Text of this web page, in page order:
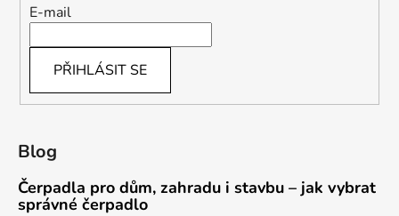
E-mail
PŘIHLÁSIT SE
Blog
Čerpadla pro dům, zahradu i stavbu – jak vybrat
správné čerpadlo